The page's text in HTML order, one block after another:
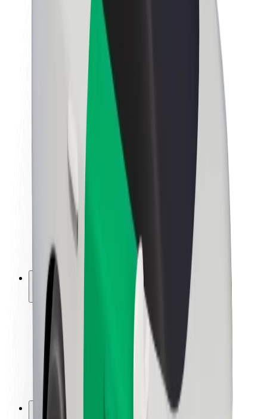
นโยบายด้านความยั่งยืนของ Bolt
Project Zero
แนวทางการสร้างแบรนด์
นักลงทุนสัมพันธ์
ทีมผู้นำ
แบรนด์
Urban Fund
ความปลอดภัย
ความปลอดภัยของผู้โดยสาร
ความปลอดภัยของคนขับ
ความปลอดภัยในการใช้สกู๊ตเตอร์
ห้องแล็บความปลอดภัย
เมือง